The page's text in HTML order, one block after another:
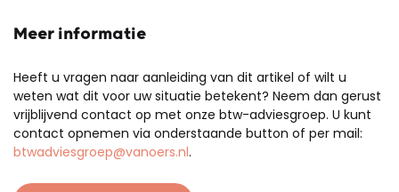
Meer informatie
Heeft u vragen naar aanleiding van dit artikel of wilt u
weten wat dit voor uw situatie betekent? Neem dan gerust
vrijblijvend contact op met onze btw-adviesgroep. U kunt
contact opnemen via onderstaande button of per mail:
btwadviesgroep@vanoers.nl.